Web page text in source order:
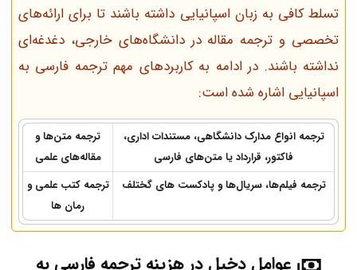
تسلط کافی به زبان اسپانیایی داشته باشند تا برای ارائه‌های
تخصصی و ترجمه مقاله در دانشگاه‌های خارجی، دغدغه‌ای
نداشته باشند. در ادامه به کاربردهای مهم ترجمه فارسی به
اسپانیایی اشاره شده است:
ترجمه انواع مدارک دانشگاهی، مستندات اداری،
فاکتور، قرارداد یا متن‌های فارسی
ترجمه متن‌ها و
مقاله‌های علمی
ترجمه فیلم‌ها، سریال‌ها و پادکست های گختلف
ترجمه کتب علمی و
رمان ها
عوامل دخیل درهزینه ترجمه فارسی به